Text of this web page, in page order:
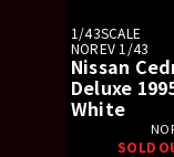
1/43SCALE
NOREV 1/43
Nissan
Deluxe
White
SOLD